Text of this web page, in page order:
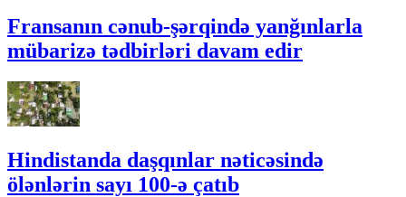
Fransanın cənub-şərqində yanğınlarla
mübarizə tədbirləri davam edir
Hindistanda daşqınlar nəticəsində
ölənlərin sayı 100-ə çatıb